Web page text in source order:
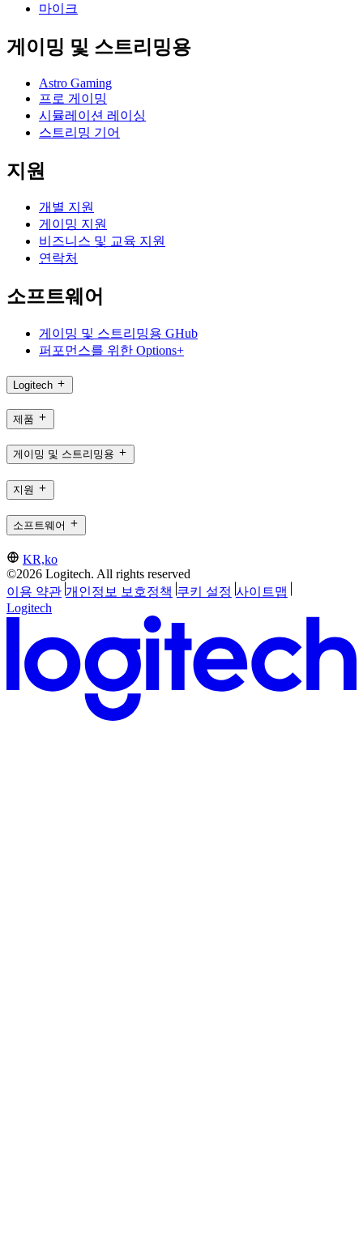
마이크
게이밍 및 스트리밍용
Astro Gaming
프로 게이밍
시뮬레이션 레이싱
스트리밍 기어
지원
개별 지원
게이밍 지원
비즈니스 및 교육 지원
연락처
소프트웨어
게이밍 및 스트리밍용 GHub
퍼포먼스를 위한 Options+
Logitech
제품
게이밍 및 스트리밍용
지원
소프트웨어
KR,ko
©2026 Logitech. All rights reserved
이용 약관 개인정보 보호정책 쿠키 설정 사이트맵
Logitech